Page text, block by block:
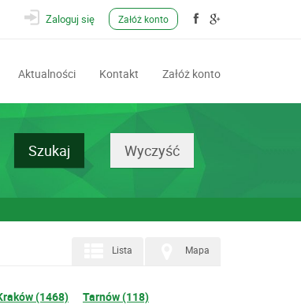
Zaloguj się Załóż konto
Aktualności Kontakt Załóż konto
Mapa
Lista
(1468)
Tarnów (118)